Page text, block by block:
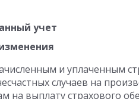
учет
и уплаченным
случаев на
на выплату страхового